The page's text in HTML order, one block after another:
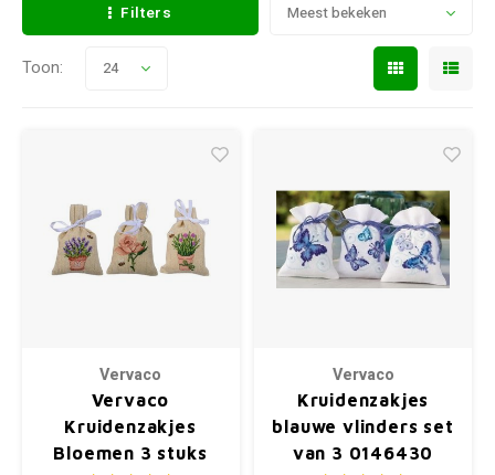
Filters Meest bekeken
Toon: 24
Vervaco
Vervaco
Kruidenzakjes
Bloemen 3 stuks
Vervaco
Kruidenzakjes
blauwe vlinders set
van 3 0146430